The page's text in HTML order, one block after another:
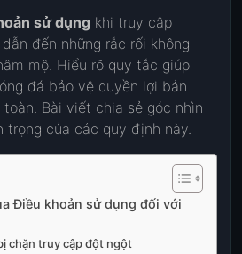
sử dụng khi truy cập
đến những rắc rối không
mộ. Hiểu rõ quy tắc giúp
đá bảo vệ quyền lợi bản
Bài viết chia sẻ góc nhìn
trọng của các quy định này.
Điều khoản sử dụng đối với
chặn truy cập đột ngột